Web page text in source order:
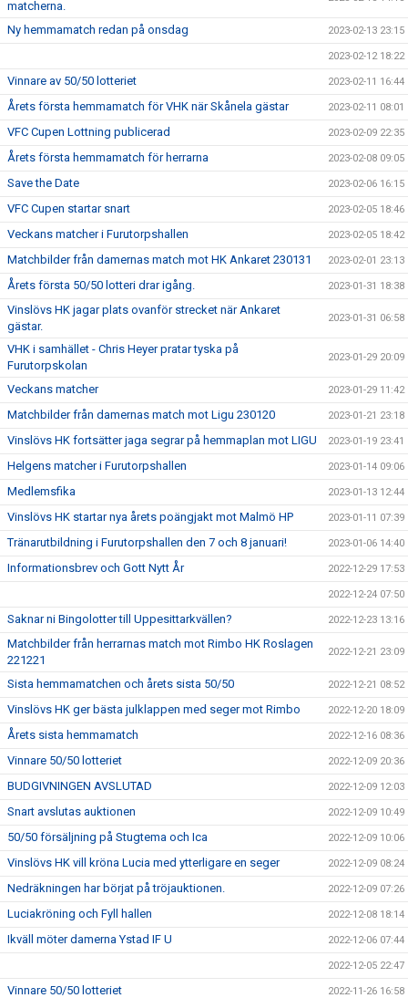
matcherna.
Ny hemmamatch redan på onsdag 2023-02-13 23:15
2023-02-12 18:22
Vinnare av 50/50 lotteriet 2023-02-11 16:44
Årets första hemmamatch för VHK när Skånela gästar 2023-02-11 08:01
VFC Cupen Lottning publicerad 2023-02-09 22:35
Årets första hemmamatch för herrarna 2023-02-08 09:05
Save the Date 2023-02-06 16:15
VFC Cupen startar snart 2023-02-05 18:46
Veckans matcher i Furutorpshallen 2023-02-05 18:42
Matchbilder från damernas match mot HK Ankaret 230131 2023-02-01 23:13
Årets första 50/50 lotteri drar igång. 2023-01-31 18:38
Vinslövs HK jagar plats ovanför strecket när Ankaret
gästar.
2023-01-31 06:58
VHK i samhället - Chris Heyer pratar tyska på
Furutorpskolan
2023-01-29 20:09
Veckans matcher 2023-01-29 11:42
Matchbilder från damernas match mot Ligu 230120 2023-01-21 23:18
Vinslövs HK fortsätter jaga segrar på hemmaplan mot LIGU 2023-01-19 23:41
Helgens matcher i Furutorpshallen 2023-01-14 09:06
Medlemsfika 2023-01-13 12:44
Vinslövs HK startar nya årets poängjakt mot Malmö HP 2023-01-11 07:39
Tränarutbildning i Furutorpshallen den 7 och 8 januari! 2023-01-06 14:40
Informationsbrev och Gott Nytt År 2022-12-29 17:53
2022-12-24 07:50
Saknar ni Bingolotter till Uppesittarkvällen? 2022-12-23 13:16
Matchbilder från herrarnas match mot Rimbo HK Roslagen
221221
2022-12-21 23:09
Sista hemmamatchen och årets sista 50/50 2022-12-21 08:52
Vinslövs HK ger bästa julklappen med seger mot Rimbo 2022-12-20 18:09
Årets sista hemmamatch 2022-12-16 08:36
Vinnare 50/50 lotteriet 2022-12-09 20:36
BUDGIVNINGEN AVSLUTAD 2022-12-09 12:03
Snart avslutas auktionen 2022-12-09 10:49
50/50 försäljning på Stugtema och Ica 2022-12-09 10:06
Vinslövs HK vill kröna Lucia med ytterligare en seger 2022-12-09 08:24
Nedräkningen har börjat på tröjauktionen. 2022-12-09 07:26
Luciakröning och Fyll hallen 2022-12-08 18:14
Ikväll möter damerna Ystad IF U 2022-12-06 07:44
2022-12-05 22:47
Vinnare 50/50 lotteriet 2022-11-26 16:58